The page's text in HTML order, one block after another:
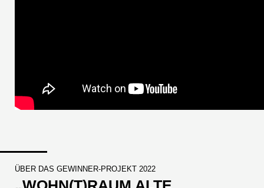
ÜBER DAS GEWINNER-PROJEKT 2022